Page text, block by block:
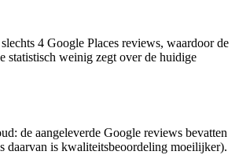
4 Google Places reviews, waardoor de
statistisch weinig zegt over de huidige
de aangeleverde Google reviews bevatten
daarvan is kwaliteitsbeoordeling moeilijker).